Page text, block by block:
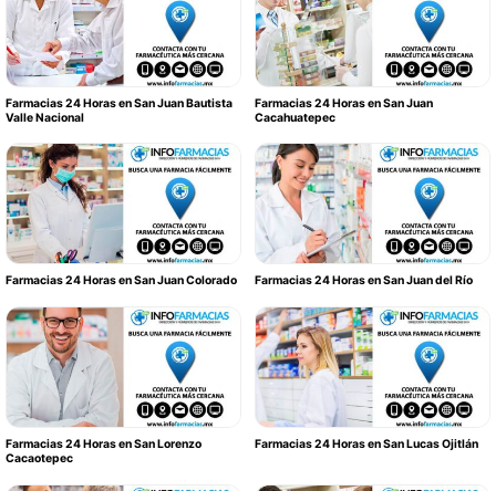
Farmacias 24 Horas en San Juan Bautista
Valle Nacional
Farmacias 24 Horas en San Juan
Cacahuatepec
Farmacias 24 Horas en San Juan Colorado Farmacias 24 Horas en San Juan del Río
Farmacias 24 Horas en San Lorenzo
Cacaotepec
Farmacias 24 Horas en San Lucas Ojitlán